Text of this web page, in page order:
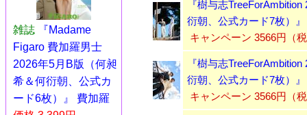
雑誌
『Madame
Figaro 費加羅男士
2026年5月B版（何昶
希＆何衍朝、公式カ
ード6枚）』 費加羅
『樹与志
衍朝、公式カード7枚）』
キャンペーン 3566円（
『樹与志
衍朝、公式カード7枚）』
キャンペーン 3566円（